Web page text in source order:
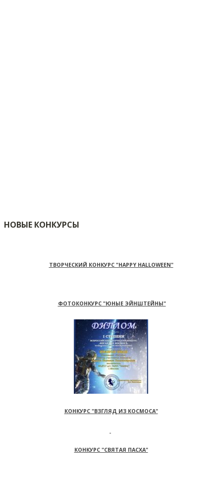
НОВЫЕ КОНКУРСЫ
ТВОРЧЕСКИЙ КОНКУРС "HAPPY HALLOWEEN"
ФОТОКОНКУРС "ЮНЫЕ ЭЙНШТЕЙНЫ"
КОНКУРС "ВЗГЛЯД ИЗ КОСМОСА"
КОНКУРС "СВЯТАЯ ПАСХА"